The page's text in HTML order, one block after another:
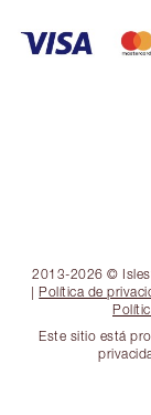
2013-2026 ©
| Política de
Este sitio está